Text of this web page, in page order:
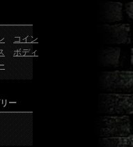
コイン
ボディ
ー